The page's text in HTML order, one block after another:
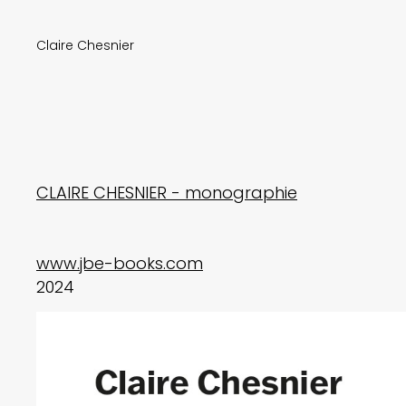
Claire Chesnier
CLAIRE CHESNIER - monographie
www.jbe-books.com
2024